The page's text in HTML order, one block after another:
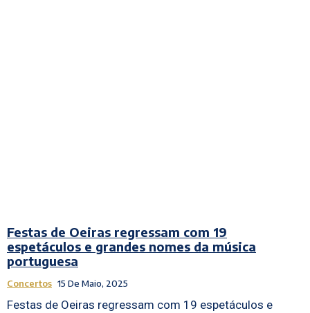
Festas de Oeiras regressam com 19
espetáculos e grandes nomes da música
portuguesa
Concertos 15 De Maio, 2025
Festas de Oeiras regressam com 19 espetáculos e